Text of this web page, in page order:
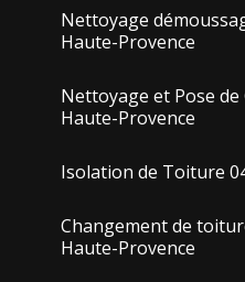
Nettoyage
Haute-Provence
Nettoyage et Pose
Haute-Provence
Isolation de Toiture
Changement de
Haute-Provence